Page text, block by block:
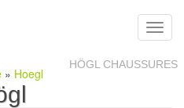
HÖGL CHAUSSURES
» Hoegl